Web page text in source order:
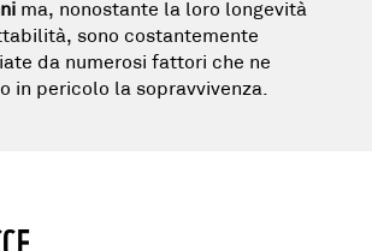
ma, nonostante la loro longevità
sono costantemente
da numerosi fattori che ne
in pericolo la sopravvivenza.